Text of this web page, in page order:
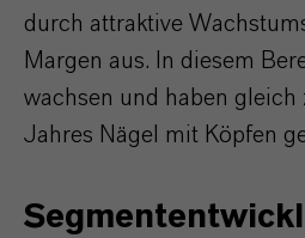
durch attraktive
Margen aus. In diesem
wachsen und haben gleich
Jahres Nägel mit Köpfen